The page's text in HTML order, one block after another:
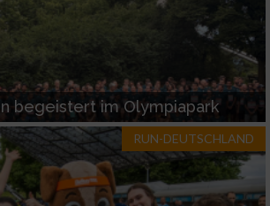
begeistert im Olympiapark
RUN-DEUTSCHLAND